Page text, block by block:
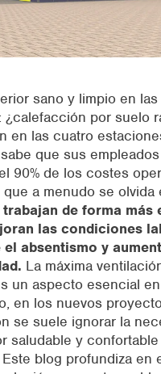
sano y limpio en
¿calefacción por suelo
en las cuatro
que sus
90% de los costes
a menudo se olvida
de forma más
las condiciones
absentismo y
La máxima
un aspecto esencial
en los nuevos
se suele ignorar la
saludable y
blog profundiza en